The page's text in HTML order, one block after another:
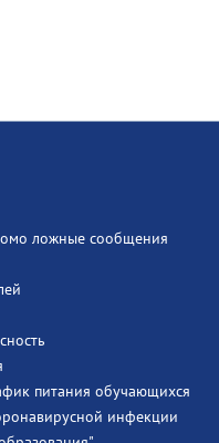
ложные сообщения
питания обучающихся
инфекции